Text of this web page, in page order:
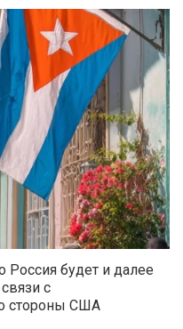
будет и далее
с
стороны США